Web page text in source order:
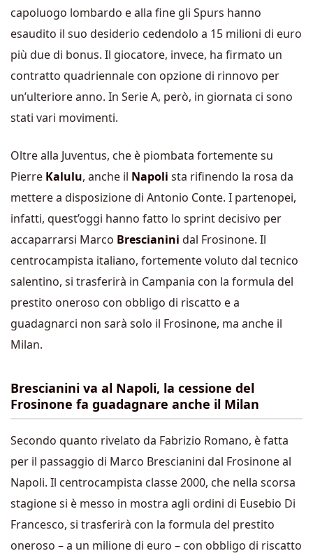
capoluogo lombardo e alla fine gli Spurs hanno
esaudito il suo desiderio cedendolo a 15 milioni di euro
più due di bonus. Il giocatore, invece, ha firmato un
contratto quadriennale con opzione di rinnovo per
un’ulteriore anno. In Serie A, però, in giornata ci sono
stati vari movimenti.
Oltre alla Juventus, che è piombata fortemente su
Pierre Kalulu, anche il Napoli sta rifinendo la rosa da
mettere a disposizione di Antonio Conte. I partenopei,
infatti, quest’oggi hanno fatto lo sprint decisivo per
accaparrarsi Marco Brescianini dal Frosinone. Il
centrocampista italiano, fortemente voluto dal tecnico
salentino, si trasferirà in Campania con la formula del
prestito oneroso con obbligo di riscatto e a
guadagnarci non sarà solo il Frosinone, ma anche il
Milan.
Brescianini va al Napoli, la cessione del
Frosinone fa guadagnare anche il Milan
Secondo quanto rivelato da Fabrizio Romano, è fatta
per il passaggio di Marco Brescianini dal Frosinone al
Napoli. Il centrocampista classe 2000, che nella scorsa
stagione si è messo in mostra agli ordini di Eusebio Di
Francesco, si trasferirà con la formula del prestito
oneroso – a un milione di euro – con obbligo di riscatto